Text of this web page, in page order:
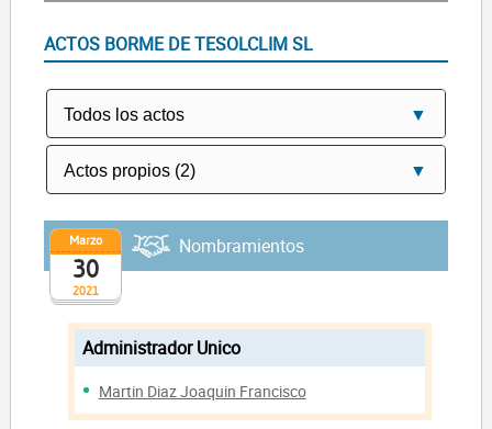
ACTOS BORME DE TESOLCLIM SL
2021
Marzo
30
Nombramientos
Administrador Unico
Martin Diaz Joaquin Francisco